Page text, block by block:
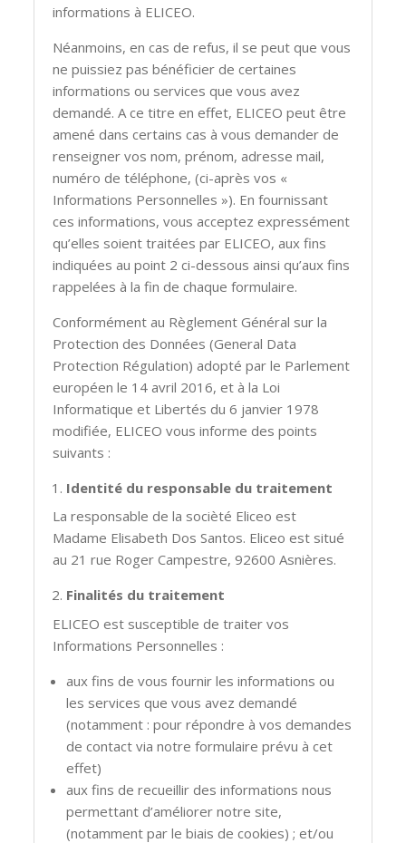
informations à ELICEO.
Néanmoins, en cas de refus, il se peut que vous
ne puissiez pas bénéficier de certaines
informations ou services que vous avez
demandé. A ce titre en effet, ELICEO peut être
amené dans certains cas à vous demander de
renseigner vos nom, prénom, adresse mail,
numéro de téléphone, (ci-après vos «
Informations Personnelles »). En fournissant
ces informations, vous acceptez expressément
qu’elles soient traitées par ELICEO, aux fins
indiquées au point 2 ci-dessous ainsi qu’aux fins
rappelées à la fin de chaque formulaire.
Conformément au Règlement Général sur la
Protection des Données (General Data
Protection Régulation) adopté par le Parlement
européen le 14 avril 2016, et à la Loi
Informatique et Libertés du 6 janvier 1978
modifiée, ELICEO vous informe des points
suivants :
Identité du responsable du traitement
La responsable de la socièté Eliceo est
Madame Elisabeth Dos Santos. Eliceo est situé
au 21 rue Roger Campestre, 92600 Asnières.
Finalités du traitement
ELICEO est susceptible de traiter vos
Informations Personnelles :
aux fins de vous fournir les informations ou
les services que vous avez demandé
(notamment : pour répondre à vos demandes
de contact via notre formulaire prévu à cet
effet)
aux fins de recueillir des informations nous
permettant d’améliorer notre site,
(notamment par le biais de cookies) ; et/ou